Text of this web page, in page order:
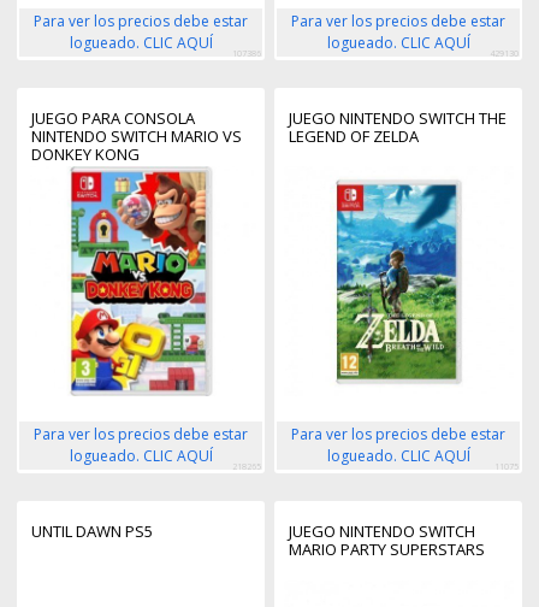
Para ver los precios debe estar
logueado. CLIC AQUÍ
107386
Para ver los precios debe estar
logueado. CLIC AQUÍ
429130
JUEGO PARA CONSOLA
NINTENDO SWITCH MARIO VS
DONKEY KONG
Para ver los precios debe estar
logueado. CLIC AQUÍ
218265
JUEGO NINTENDO SWITCH THE
LEGEND OF ZELDA
Para ver los precios debe estar
logueado. CLIC AQUÍ
11075
UNTIL DAWN PS5
JUEGO NINTENDO SWITCH
MARIO PARTY SUPERSTARS